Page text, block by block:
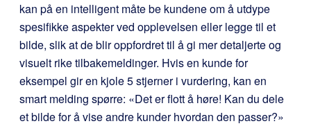
kan på en intelligent måte be kundene om å utdype
spesifikke aspekter ved opplevelsen eller legge til et
bilde, slik at de blir oppfordret til å gi mer detaljerte og
visuelt rike tilbakemeldinger. Hvis en kunde for
eksempel gir en kjole 5 stjerner i vurdering, kan en
smart melding spørre: «Det er flott å høre! Kan du dele
et bilde for å vise andre kunder hvordan den passer?»